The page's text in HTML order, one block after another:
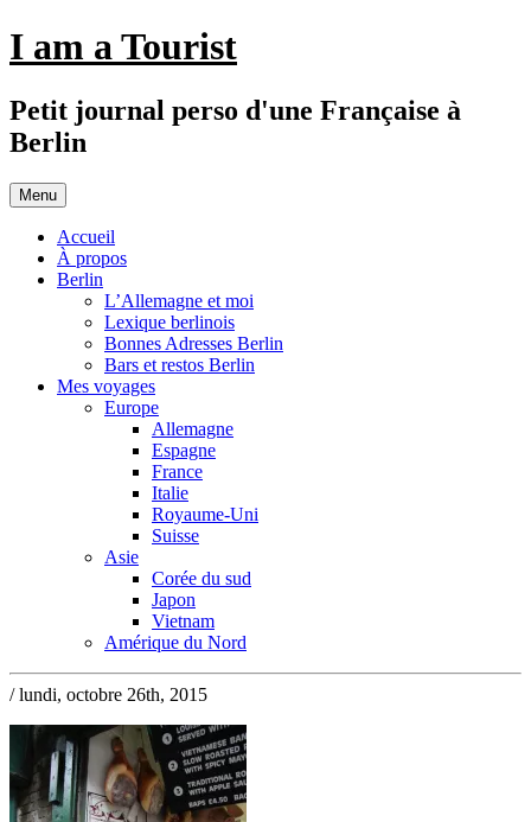
Aller
au
I am a Tourist
Petit journal perso d'une Française à
Berlin
Menu
Accueil
À propos
Berlin
L’Allemagne et moi
Lexique berlinois
Bonnes Adresses Berlin
Bars et restos Berlin
Mes voyages
Europe
Allemagne
Espagne
France
Italie
Royaume-Uni
Suisse
Asie
Corée du sud
Japon
Vietnam
Amérique du Nord
/ lundi, octobre 26th, 2015